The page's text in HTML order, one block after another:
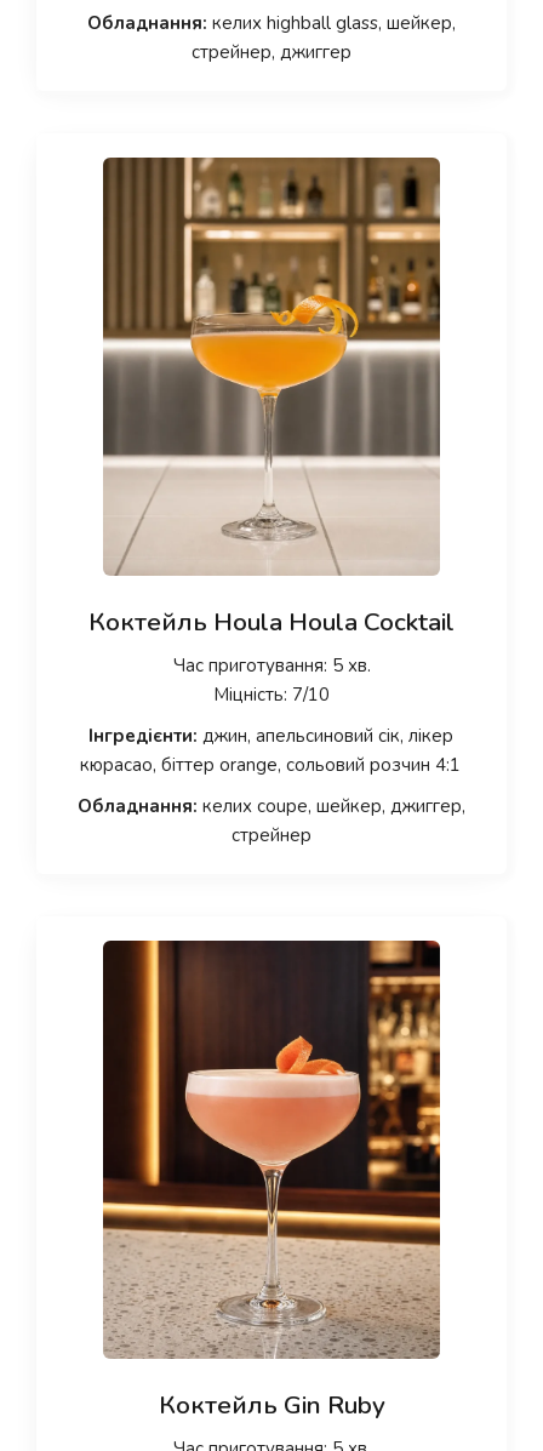
Обладнання: келих highball glass, шейкер,
стрейнер, джиггер
Коктейль Houla Houla Cocktail
Час приготування: 5 хв.
Міцність: 7/10
Інгредієнти: джин, апельсиновий сік, лікер
кюрасао, біттер orange, сольовий розчин 4:1
Обладнання: келих coupe, шейкер, джиггер,
стрейнер
Коктейль Gin Ruby